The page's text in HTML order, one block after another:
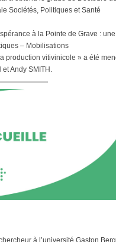
Sociétés, Politiques et Santé
à la Pointe de Grave : une
– Mobilisations
production vitivinicole » a été
Andy SMITH.
à l’université Gaston